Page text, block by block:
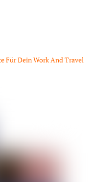
Für Dein Work And Travel